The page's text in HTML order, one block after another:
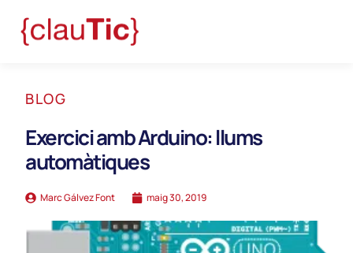
BLOG
Exercici amb Arduino: llums
automàtiques
Marc Gálvez Font maig 30, 2019